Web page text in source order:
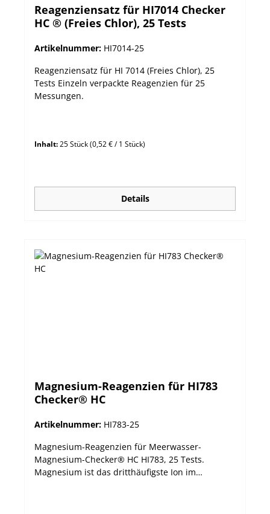
Reagenziensatz für HI7014 Checker
HC ® (Freies Chlor), 25 Tests
Artikelnummer: HI7014-25
Reagenziensatz für HI 7014 (Freies Chlor), 25
Tests Einzeln verpackte Reagenzien für 25
Messungen.
Inhalt:25 Stück(0,52 € / 1 Stück)
Details
Magnesium-Reagenzien für HI783
Checker® HC
Artikelnummer: HI783-25
Magnesium-Reagenzien für Meerwasser-
Magnesium-Checker® HC HI783, 25 Tests.
Magnesium ist das dritthäufigste Ion im